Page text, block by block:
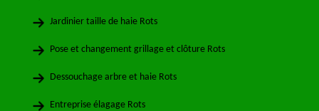
Jardinier taille de haie Rots
Pose et changement grillage et clôture Rots
Dessouchage arbre et haie Rots
Entreprise élagage Rots